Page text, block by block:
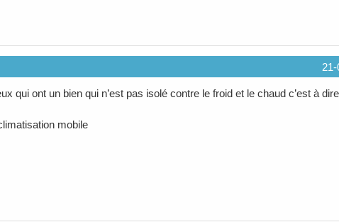
qui ont un bien qui n’est pas isolé contre le froid et le chaud c’est à
mobile